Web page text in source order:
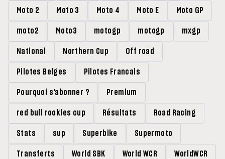
Moto 2 Moto 3 Moto 4 Moto E Moto GP
moto2 Moto3 motogp motogp mxgp
National Northern Cup Off road
Pilotes Belges Pilotes Francais
Pourquoi s'abonner ? Premium
red bull rookies cup Résultats Road Racing
Stats sup Superbike Supermoto
Transferts World SBK World WCR WorldWCR